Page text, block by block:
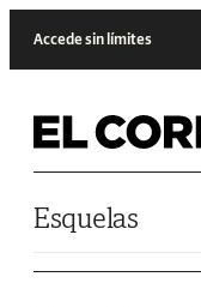
Accede sin límites
Esquelas